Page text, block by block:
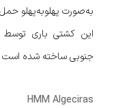
به‌صورت پهلو‌به‌پهلو
جنوبی ساخته شده است که توان ۷۰٬۹۵۰
HMM Algeciras